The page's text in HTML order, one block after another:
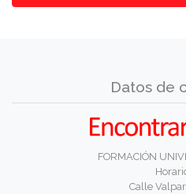
Datos de
FORMACIÓN
Calle